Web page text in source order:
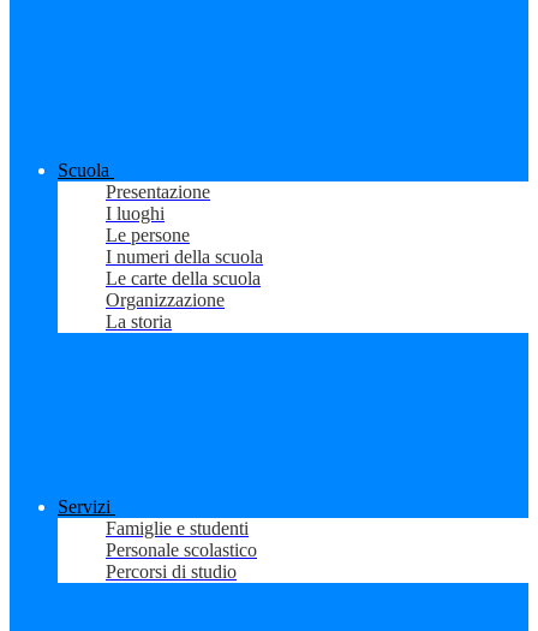
Scuola
Presentazione
I luoghi
Le persone
I numeri della scuola
Le carte della scuola
Organizzazione
La storia
Servizi
Famiglie e studenti
Personale scolastico
Percorsi di studio